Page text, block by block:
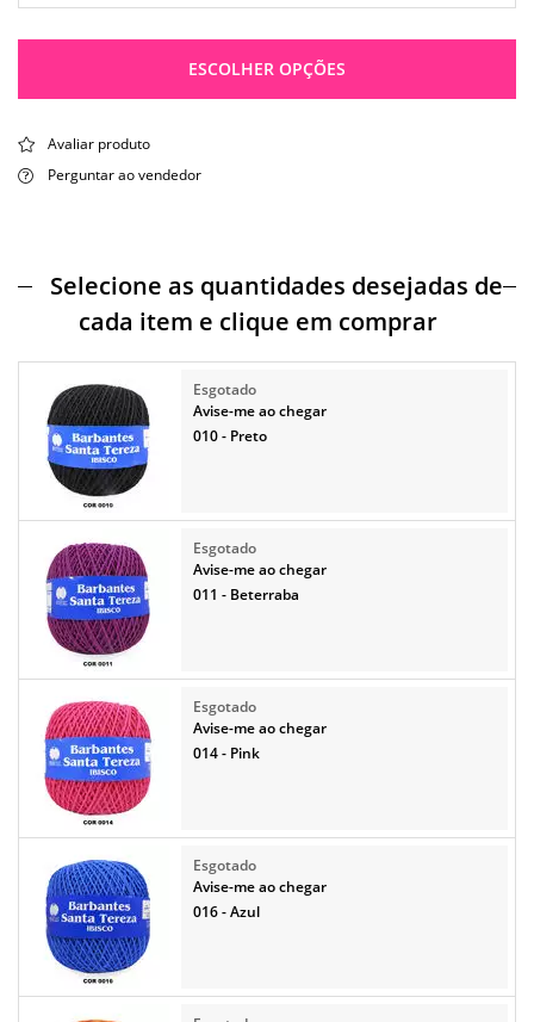
ESCOLHER OPÇÕES
Avaliar produto
Perguntar ao vendedor
Selecione as quantidades desejadas de
cada item e clique em comprar
Avise-me ao chegar
010 - Preto
Avise-me ao chegar
011 - Beterraba
Avise-me ao chegar
014 - Pink
Avise-me ao chegar
016 - Azul